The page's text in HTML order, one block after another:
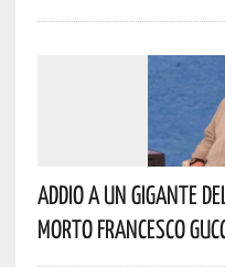
Addio A Un Gigante
Morto Francesco